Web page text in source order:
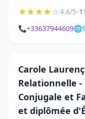
★★★★☆4.6/5•
📞+33637944609🌐
Carole
Relationnelle -
Conjugale et
et diplômée